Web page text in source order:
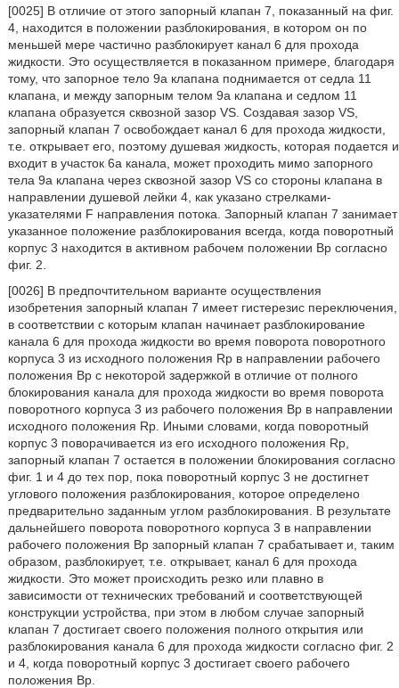
[0025] В отличие от этого запорный клапан 7, показанный на фиг.
4, находится в положении разблокирования, в котором он по
меньшей мере частично разблокирует канал 6 для прохода
жидкости. Это осуществляется в показанном примере, благодаря
тому, что запорное тело 9а клапана поднимается от седла 11
клапана, и между запорным телом 9а клапана и седлом 11
клапана образуется сквозной зазор VS. Создавая зазор VS,
запорный клапан 7 освобождает канал 6 для прохода жидкости,
т.е. открывает его, поэтому душевая жидкость, которая подается и
входит в участок 6а канала, может проходить мимо запорного
тела 9а клапана через сквозной зазор VS со стороны клапана в
направлении душевой лейки 4, как указано стрелками-
указателями F направления потока. Запорный клапан 7 занимает
указанное положение разблокирования всегда, когда поворотный
корпус 3 находится в активном рабочем положении Bp согласно
фиг. 2.
[0026] В предпочтительном варианте осуществления
изобретения запорный клапан 7 имеет гистерезис переключения,
в соответствии с которым клапан начинает разблокирование
канала 6 для прохода жидкости во время поворота поворотного
корпуса 3 из исходного положения Rp в направлении рабочего
положения Bp с некоторой задержкой в отличие от полного
блокирования канала для прохода жидкости во время поворота
поворотного корпуса 3 из рабочего положения Bp в направлении
исходного положения Rp. Иными словами, когда поворотный
корпус 3 поворачивается из его исходного положения Rp,
запорный клапан 7 остается в положении блокирования согласно
фиг. 1 и 4 до тех пор, пока поворотный корпус 3 не достигнет
углового положения разблокирования, которое определено
предварительно заданным углом разблокирования. В результате
дальнейшего поворота поворотного корпуса 3 в направлении
рабочего положения Bp запорный клапан 7 срабатывает и, таким
образом, разблокирует, т.е. открывает, канал 6 для прохода
жидкости. Это может происходить резко или плавно в
зависимости от технических требований и соответствующей
конструкции устройства, при этом в любом случае запорный
клапан 7 достигает своего положения полного открытия или
разблокирования канала 6 для прохода жидкости согласно фиг. 2
и 4, когда поворотный корпус 3 достигает своего рабочего
положения Bp.